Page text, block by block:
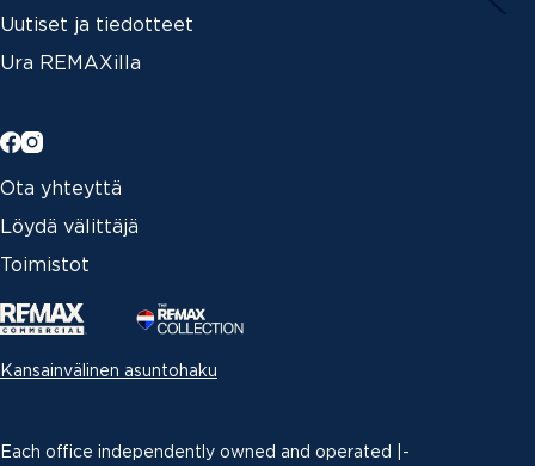
Uutiset ja tiedotteet
Ura REMAXilla
Ota yhteyttä
Löydä välittäjä
Toimistot
Kansainvälinen asuntohaku
Each office independently owned and operated |­